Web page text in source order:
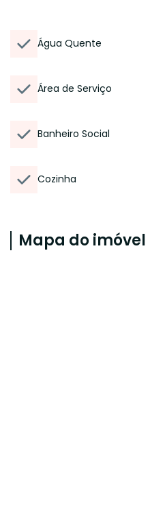
Água Quente
Área de Serviço
Banheiro Social
Cozinha
Mapa do imóvel